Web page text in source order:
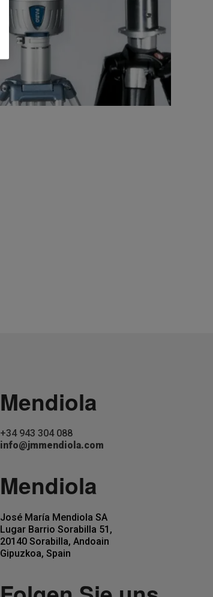
Mendiola
+34 943 304 088
info@jmmendiola.com
Mendiola
José María Mendiola SA
Lugar Barrio Sorabilla 51,
20140 Sorabilla, Andoain
Gipuzkoa, Spain